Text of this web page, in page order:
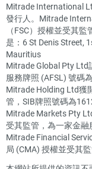
Mitrade International
發行人。Mitrade
（FSC）授權並受其
是：6 St Denis Street,
Mauritius
Mitrade Global Pty Ltd
服務牌照 (AFSL) 號碼
Mitrade Holding Ltd獲
管，SIB牌照號碼為
Mitrade Markets Pty
受其監管，為一家金融
Mitrade Financial
局 (CMA) 授權並受其